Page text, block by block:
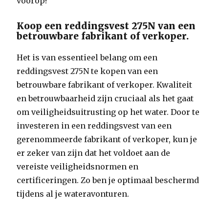
Koop een reddingsvest 275N van een
betrouwbare fabrikant of verkoper.
Het is van essentieel belang om een
reddingsvest 275N te kopen van een
betrouwbare fabrikant of verkoper. Kwaliteit
en betrouwbaarheid zijn cruciaal als het gaat
om veiligheidsuitrusting op het water. Door te
investeren in een reddingsvest van een
gerenommeerde fabrikant of verkoper, kun je
er zeker van zijn dat het voldoet aan de
vereiste veiligheidsnormen en
certificeringen. Zo ben je optimaal beschermd
tijdens al je wateravonturen.